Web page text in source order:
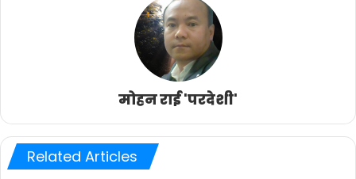
मोहन राई 'परदेशी'
Related Articles